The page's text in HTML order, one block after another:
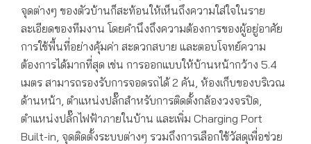
จุดต่างๆ ของตัวบ้านก็สะท้อนให้เห็นถึงความใส่ใจในราย
ละเอียดของทีมงาน โดยคำนึงถึงความต้องการของผู้อยู่อาศัย
การใช้พื้นที่อย่างคุ้มค่า สะดวกสบาย และตอบโจทย์ความ
ต้องการได้มากที่สุด เช่น การออกแบบให้บ้านหน้ากว้าง 5.4
เมตร สามารถรองรับการจอดรถได้ 2 คัน, ห้องเก็บของบริเวณ
ด้านหน้า, ตำแหน่งปลั๊กสำหรับการติดตั้งกล้องวงจรปิด,
ตำแหน่งปลั๊กไฟฟ้าภายในบ้าน และเพิ่ม Charging Port
Built-in, จุดติดตั้งระบบต่างๆ รวมถึงการเลือกใช้วัสดุเพื่อช่วย